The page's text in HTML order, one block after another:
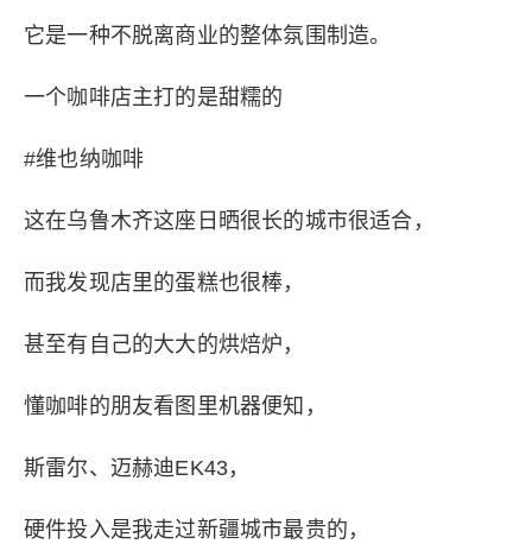
它是一种不脱离商业的整体氛围制造。
一个咖啡店主打的是甜糯的
#维也纳咖啡
这在乌鲁木齐这座日晒很长的城市很适合，
而我发现店里的蛋糕也很棒，
甚至有自己的大大的烘焙炉，
懂咖啡的朋友看图里机器便知，
斯雷尔、迈赫迪EK43，
硬件投入是我走过新疆城市最贵的，